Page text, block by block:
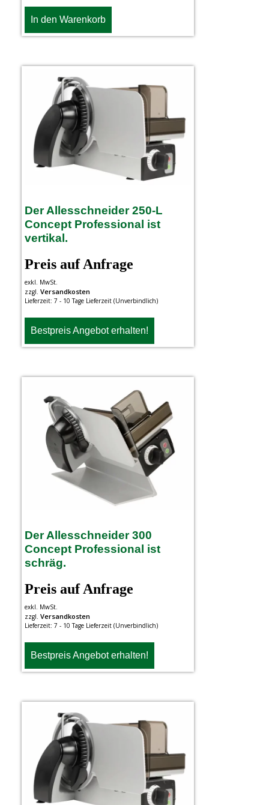
In den Warenkorb
Der Allesschneider 250-L
Concept Professional ist
vertikal.
Preis auf Anfrage
exkl. MwSt.
zzgl. Versandkosten
Lieferzeit: 7 - 10 Tage Lieferzeit (Unverbindlich)
Bestpreis Angebot erhalten!
Der Allesschneider 300
Concept Professional ist
schräg.
Preis auf Anfrage
exkl. MwSt.
zzgl. Versandkosten
Lieferzeit: 7 - 10 Tage Lieferzeit (Unverbindlich)
Bestpreis Angebot erhalten!